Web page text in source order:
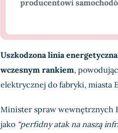
producentowi
Uszkodzona linia
wczesnym rankiem,
elektrycznej do fabryki, miasta
Minister spraw wewnętrznych
jako “perfidny atak na naszą